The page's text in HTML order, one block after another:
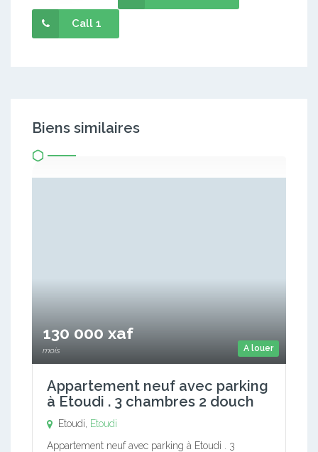
Call 1
Biens similaires
A louer
130 000 xaf
mois
Appartement neuf avec parking
à Etoudi . 3 chambres 2 douch
Etoudi,
Etoudi
Appartement neuf avec parking à Etoudi . 3